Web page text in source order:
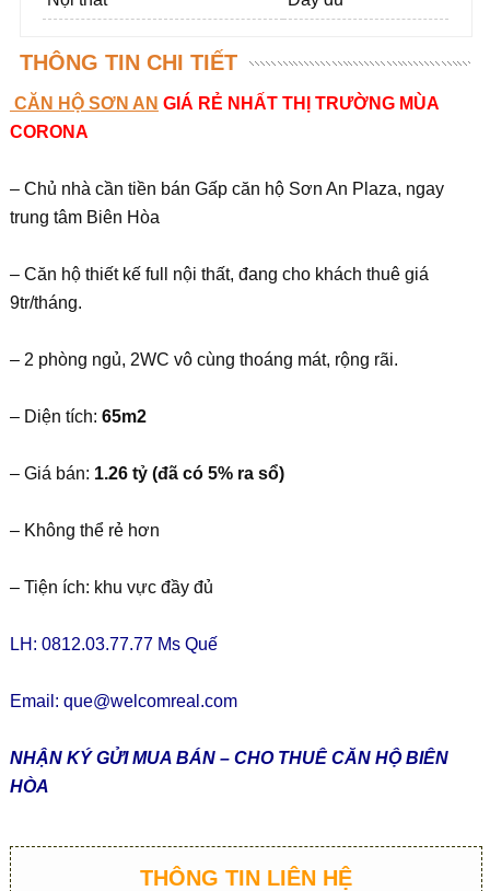
THÔNG TIN CHI TIẾT
CĂN HỘ SƠN AN GIÁ RẺ NHẤT THỊ TRƯỜNG MÙA
CORONA
– Chủ nhà cần tiền bán Gấp căn hộ Sơn An Plaza, ngay
trung tâm Biên Hòa
– Căn hộ thiết kế full nội thất, đang cho khách thuê giá
9tr/tháng.
– 2 phòng ngủ, 2WC vô cùng thoáng mát, rộng rãi.
– Diện tích: 65m2
– Giá bán: 1.26 tỷ (đã có 5% ra sổ)
– Không thể rẻ hơn
– Tiện ích: khu vực đầy đủ
LH: 0812.03.77.77 Ms Quế
Email: que@welcomreal.com
NHẬN KÝ GỬI MUA BÁN – CHO THUÊ CĂN HỘ BIÊN
HÒA
THÔNG TIN LIÊN HỆ